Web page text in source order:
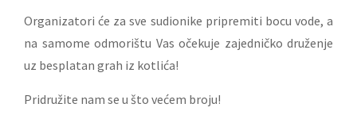
Organizatori će za sve sudionike pripremiti bocu vode, a
na samome odmorištu Vas očekuje zajedničko druženje
uz besplatan grah iz kotlića!
Pridružite nam se u što većem broju!